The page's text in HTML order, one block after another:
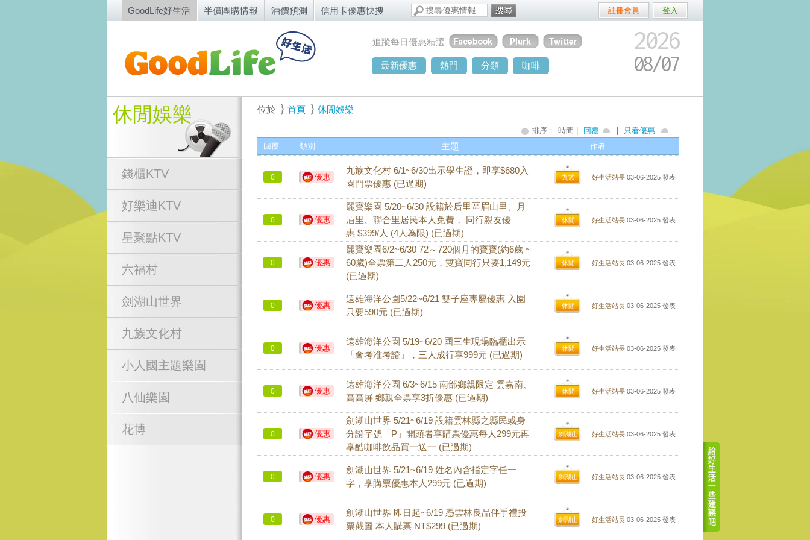
GoodLife好生活 半價團購情報 油價預測 信用卡優惠快搜 註冊會員 登入
追蹤每日優惠精選 2026
08/07
最新優惠 熱門 分類 咖啡
休閒娛樂
錢櫃KTV
好樂迪KTV
星聚點KTV
六福村
劍湖山世界
九族文化村
小人國主題樂園
八仙樂園
花博
位於 首頁 休閒娛樂
排序： 時間 | 回覆
只看優惠
回覆
類別 主題 作者
0 優惠
九族文化村 6/1~6/30出示學生證，即享$680入
園門票優惠 (已過期)
九族 好生活站長 03-06-2025 發表
0 優惠
麗寶樂園 5/20~6/30 設籍於后里區眉山里、月
眉里、聯合里居民本人免費， 同行親友優
惠 $399/人 (4人為限) (已過期)
休閒 好生活站長 03-06-2025 發表
0 優惠
麗寶樂園6/2~6/30 72～720個月的寶寶(約6歲 ~
60歲)全票第二人250元，雙寶同行只要1,149元
(已過期)
休閒 好生活站長 03-06-2025 發表
0 優惠
遠雄海洋公園5/22~6/21 雙子座專屬優惠 入園
只要590元 (已過期)
休閒 好生活站長 03-06-2025 發表
0 優惠
遠雄海洋公園 5/19~6/20 國三生現場臨櫃出示
「會考准考證」，三人成行享999元 (已過期)
休閒 好生活站長 03-06-2025 發表
0 優惠
遠雄海洋公園 6/3~6/15 南部鄉親限定 雲嘉南、
高高屏 鄉親全票享3折優惠 (已過期)
休閒 好生活站長 03-06-2025 發表
0 優惠
劍湖山世界 5/21~6/19 設籍雲林縣之縣民或身
分證字號「P」開頭者享購票優惠每人299元再
享酷咖啡飲品買一送一 (已過期)
劍湖山 好生活站長 03-06-2025 發表
0 優惠
劍湖山世界 5/21~6/19 姓名內含指定字任一
字，享購票優惠本人299元 (已過期)
劍湖山 好生活站長 03-06-2025 發表
0 優惠
劍湖山世界 即日起~6/19 憑雲林良品伴手禮投
票截圖 本人購票 NT$299 (已過期)
劍湖山 好生活站長 03-06-2025 發表